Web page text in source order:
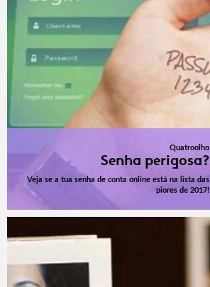
Quatroolho
Senha perigosa?
Veja se a tua senha de conta online está na lista das
piores de 2017!